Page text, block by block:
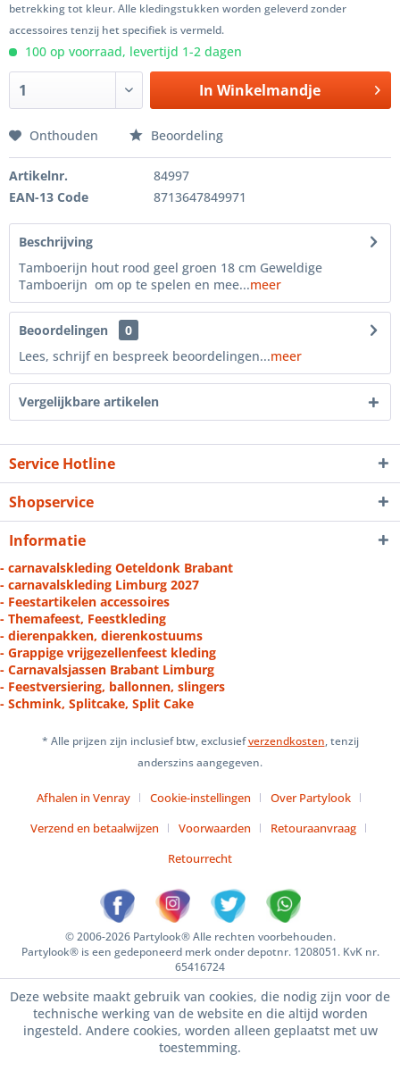
betrekking tot kleur. Alle kledingstukken worden geleverd zonder
accessoires tenzij het specifiek is vermeld.
100 op voorraad, levertijd 1-2 dagen
In Winkelmandje
Onthouden Beoordeling
Artikelnr.
84997
EAN-13 Code
8713647849971
Beschrijving
Tamboerijn hout rood geel groen 18 cm Geweldige
Tamboerijn om op te spelen en mee...meer
Beoordelingen
0
Lees, schrijf en bespreek beoordelingen...meer
Vergelijkbare artikelen
Service Hotline
Shopservice
Informatie
- carnavalskleding Oeteldonk Brabant
- carnavalskleding Limburg 2027
- Feestartikelen accessoires
- Themafeest, Feestkleding
- dierenpakken, dierenkostuums
- Grappige vrijgezellenfeest kleding
- Carnavalsjassen Brabant Limburg
- Feestversiering, ballonnen, slingers
- Schmink, Splitcake, Split Cake
* Alle prijzen zijn inclusief btw, exclusiefverzendkosten, tenzij
anderszins aangegeven.
Afhalen in Venray Cookie-instellingen
Over Partylook
Verzend en betaalwijzen
Voorwaarden
Retouraanvraag
Retourrecht
© 2006-2026 Partylook® Alle rechten voorbehouden.
Partylook® is een gedeponeerd merk onder depotnr. 1208051. KvK nr.
65416724
Deze website maakt gebruik van cookies, die nodig zijn voor de
technische werking van de website en die altijd worden
ingesteld. Andere cookies, worden alleen geplaatst met uw
toestemming.